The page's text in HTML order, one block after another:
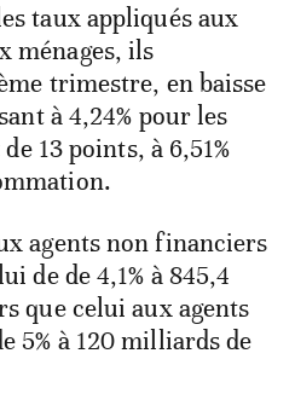
taux appliqués aux
ménages, ils
trimestre, en baisse
à 4,24% pour les
13 points, à 6,51%
agents non financiers
de de 4,1% à 845,4
que celui aux agents
5% à 120 milliards de